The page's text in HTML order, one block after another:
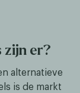
zijn er?
alternatieve
is de markt